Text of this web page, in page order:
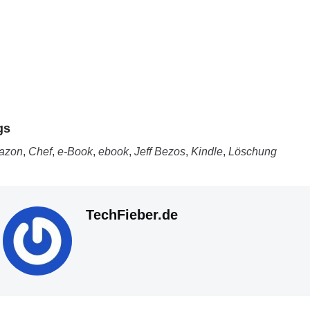
, Chef, e-Book, ebook, Jeff Bezos, Kindle, Löschung
TechFieber.de